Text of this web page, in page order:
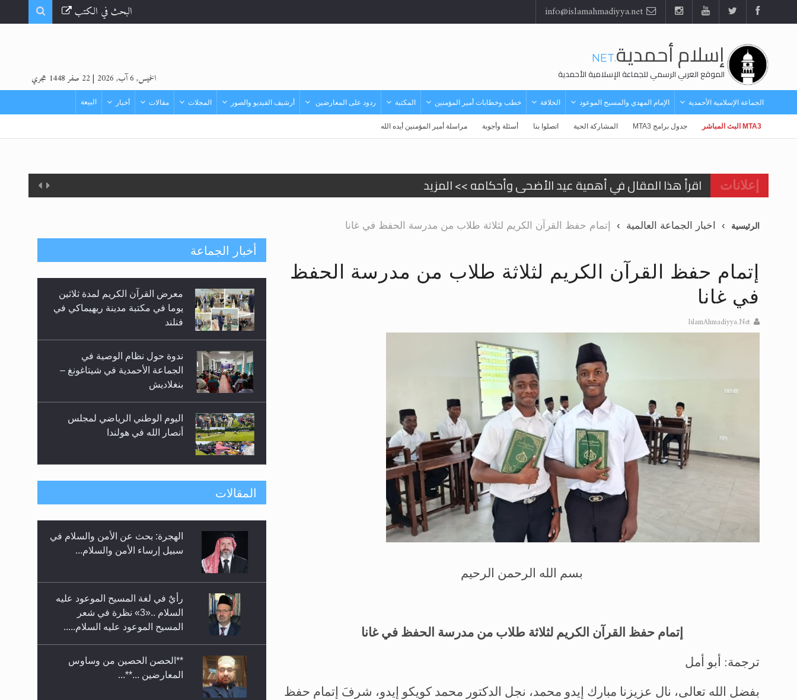
البحث في الكتب
إسلام أحمدية.NET
الموقع العربي الرسمي للجماعة الإسلامية الأحمدية الخميس, 6 آب, 2026 |22 صفر 1448 هجري
الجماعة الإسلامية الأحمدية الإمام المهدي والمسيح الموعود الخلافة خطب وخطابات أمير المؤمنين المكتبة ردود على المعارضين أرشيف الفيديو والصور المجلات مقالات أخبار البيعة
MTA3 البث المباشر جدول برامج MTA3 المشاركة الحية اتصلوا بنا أسئلة وأجوبة مراسلة أمير المؤمنين أيده الله
إعلانات
اقرأ هذا المقال في أهمية عيد الأضحى وأحكامه >> المزيد
الحجّ.. دلالات، حِكم، وأهداف >> المزيد
تعميم هامّ لأفراد الجماعة >> المزيد
تعميم هامّ لأفراد الجماعة >> المزيد
إعلان هامّ بخصوص الرسائل المرسلة إلى حضرة امير المؤمنين أيده الله والمكتب العربي >> المزيد
للانتقال إلى كافة الردود على القمص زكريا يطرس وأعداء الإسلام اضغط هنا >> المزيد
اقرأ هذا الكتاب وتعرّف على حقيقة الإسراء والمعراج >> المزيد
عرض مصوَّر لأقوال المستشرقين في خاتم النبيين صلى الله عليه وسلم >> المزيد
الحجّ.. دلالات، حِكم، وأهداف >> المزيد
الرئيسية اخبار الجماعة العالمية إتمام حفظ القرآن الكريم لثلاثة طلاب من مدرسة الحفظ في غانا
إتمام حفظ القرآن الكريم لثلاثة طلاب من مدرسة الحفظ
في غانا
IslamAhmadiyya.Net
بسم الله الرحمن الرحيم
إتمام حفظ القرآن الكريم لثلاثة طلاب من مدرسة الحفظ في غانا
ترجمة: أبو أمل
بفضل الله تعالى، نال عزيزنا مبارك إيدو محمد، نجل الدكتور محمد كويكو إيدو، شرفَ إتمام حفظ
أخبار الجماعة
معرض القرآن الكريم لمدة ثلاثين
يوما في مكتبة مدينة ريهيماكي في
فنلند
ندوة حول نظام الوصية في
الجماعة الأحمدية في شيتاغونغ –
بنغلاديش
اليوم الوطني الرياضي لمجلس
أنصار الله في هولندا
إتمام حفظ القرآن الكريم لثلاثة
حفل توزيع الشهادات في الجامعة
الأحمدية بنيجيريا لعام 2025
المقالات
الهجرة: بحث عن الأمن والسلام في
سبيل إرساء الأمن والسلام...
رأيٌ في لغة المسيح الموعود عليه
السلام ..«3» نظرة في شعر
المسيح الموعود عليه السلام.....
**الحصن الحصين من وساوس
المعارضين ...**...